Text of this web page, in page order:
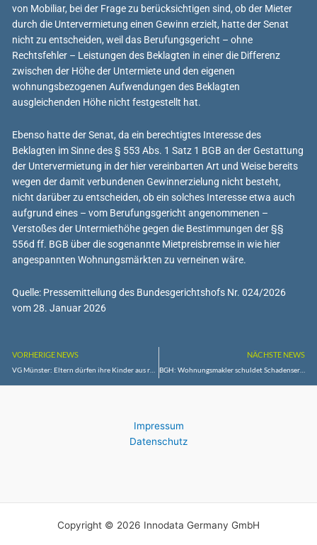
von Mobiliar, bei der Frage zu berücksichtigen sind, ob der Mieter
durch die Untervermietung einen Gewinn erzielt, hatte der Senat
nicht zu entscheiden, weil das Berufungsgericht – ohne
Rechtsfehler – Leistungen des Beklagten in einer die Differenz
zwischen der Höhe der Untermiete und den eigenen
wohnungsbezogenen Aufwendungen des Beklagten
ausgleichenden Höhe nicht festgestellt hat.
Ebenso hatte der Senat, da ein berechtigtes Interesse des
Beklagten im Sinne des § 553 Abs. 1 Satz 1 BGB an der Gestattung
der Untervermietung in der hier vereinbarten Art und Weise bereits
wegen der damit verbundenen Gewinnerzielung nicht besteht,
nicht darüber zu entscheiden, ob ein solches Interesse etwa auch
aufgrund eines – vom Berufungsgericht angenommenen –
Verstoßes der Untermiethöhe gegen die Bestimmungen der §§
556d ff. BGB über die sogenannte Mietpreisbremse in wie hier
angespannten Wohnungsmärkten zu verneinen wäre.
Quelle: Pressemitteilung des Bundesgerichtshofs Nr. 024/2026
vom 28. Januar 2026
VORHERIGE NEWS
VG Münster: Eltern dürfen ihre Kinder aus religiösen Gründen nicht zu Hause zu unterrichten
NÄCHSTE NEWS
BGH: Wohnungsmakler schuldet Schadensersatz wegen Benachteiligung einer Mietinteressentin aus ethnischen Gründen
Impressum
Datenschutz
Copyright © 2026 Innodata Germany GmbH